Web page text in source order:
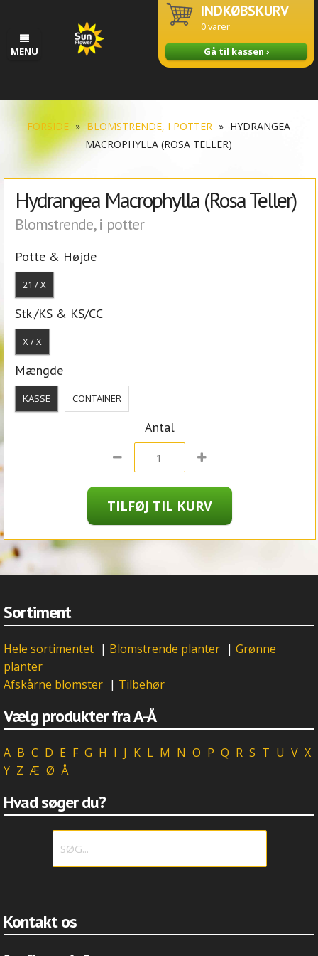
MENU
INDKØBSKURV
0varer
Gå til kassen ›
FORSIDE » BLOMSTRENDE, I POTTER » HYDRANGEA
MACROPHYLLA (ROSA TELLER)
Hydrangea Macrophylla (Rosa Teller)
Blomstrende, i potter
Potte & Højde
21 / X
Stk./KS & KS/CC
X / X
Mængde
KASSE CONTAINER
Antal
Sortiment
Hele sortimentet | Blomstrende planter | Grønne
planter
Afskårne blomster | Tilbehør
Vælg produkter fra A-Å
A B C D E F G H I J K L M N O P Q R S T U V X
Y Z Æ Ø Å
Hvad søger du?
Kontakt os